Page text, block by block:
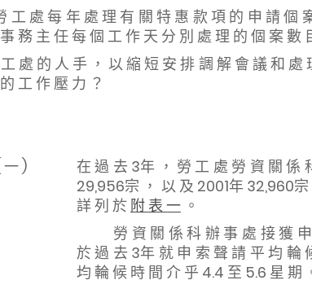
工 處 每 年 處 理 有 關 特 惠 款 項 的 申 請
務 主 任 每 個 工 作 天 分 別 處 理 的 個 案 數
工 處 的 人 手 ， 以 縮 短 安 排 調 解 會 議 和
工 作 壓 力 ？
一 )
在 過 去 3年 ， 勞 工 處 勞 資 關
29,956宗 ， 以 及 2001年 32,960
詳 列 於 附 表 一 。
勞 資 關 係 科 辦 事 處 接 獲 申
於 過 去 3年 就 申 索 聲 請 平 均 輪
均 輪 候 時 間 介 乎 4.4 至 5.6 星 期